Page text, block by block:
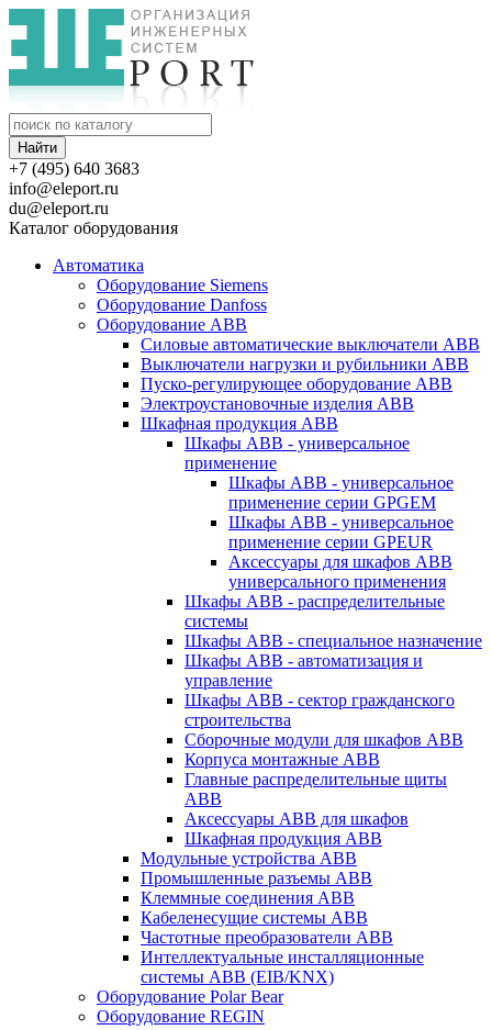
+7 (495) 640 3683
info@eleport.ru
du@eleport.ru
Каталог оборудования
Автоматика
Оборудование Siemens
Оборудование Danfoss
Оборудование ABB
Силовые автоматические выключатели ABB
Выключатели нагрузки и рубильники ABB
Пуско-регулирующее оборудование ABB
Электроустановочные изделия ABB
Шкафная продукция ABB
Шкафы ABB - универсальное
применение
Шкафы ABB - универсальное
применение серии GPGEM
Шкафы ABB - универсальное
применение серии GPEUR
Аксессуары для шкафов ABB
универсального применения
Шкафы ABB - распределительные
системы
Шкафы ABB - специальное назначение
Шкафы ABB - автоматизация и
управление
Шкафы ABB - сектор гражданского
строительства
Сборочные модули для шкафов ABB
Корпуса монтажные ABB
Главные распределительные щиты
ABB
Аксессуары ABB для шкафов
Шкафная продукция ABB
Модульные устройства ABB
Промышленные разъемы ABB
Клеммные соединения ABB
Кабеленесущие системы ABB
Частотные преобразователи ABB
Интеллектуальные инсталляционные
системы ABB (EIB/KNX)
Оборудование Polar Bear
Оборудование REGIN